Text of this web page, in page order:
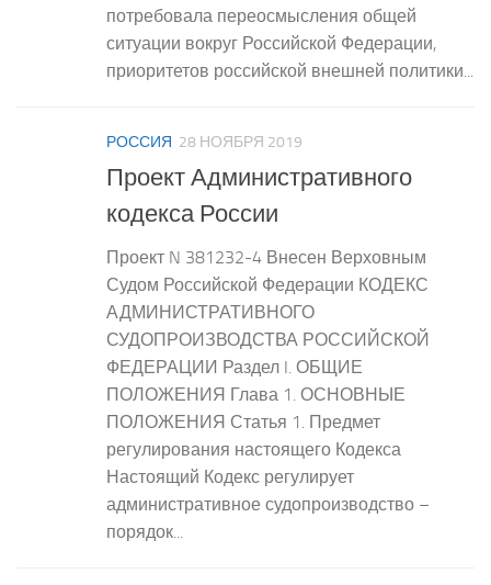
потребовала переосмысления общей
ситуации вокруг Российской Федерации,
приоритетов российской внешней политики...
РОССИЯ 28 НОЯБРЯ 2019
Проект Административного
кодекса России
Проект N 381232-4 Внесен Верховным
Судом Российской Федерации КОДЕКС
АДМИНИСТРАТИВНОГО
СУДОПРОИЗВОДСТВА РОССИЙСКОЙ
ФЕДЕРАЦИИ Раздел I. ОБЩИЕ
ПОЛОЖЕНИЯ Глава 1. ОСНОВНЫЕ
ПОЛОЖЕНИЯ Статья 1. Предмет
регулирования настоящего Кодекса
Настоящий Кодекс регулирует
административное судопроизводство –
порядок...